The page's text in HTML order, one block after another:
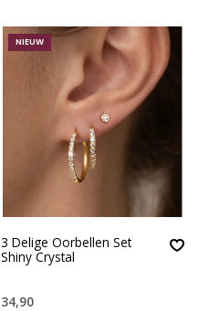
NIEUW
3 Delige Oorbellen Set
Shiny Crystal
34,90